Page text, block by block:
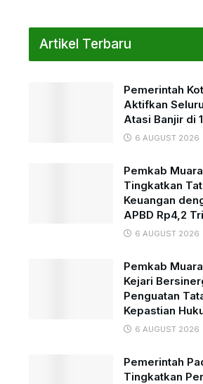
Artikel Terbaru
Pemerintah
Aktifkan
Atasi Banjir di
6 AUGUST 2026
Pemkab
Tingkatkan
Keuangan
APBD Rp4,2
6 AUGUST 2026
Pemkab
Kejari
Penguatan
Kepastian
6 AUGUST 2026
Pemerintah
Tingkatkan